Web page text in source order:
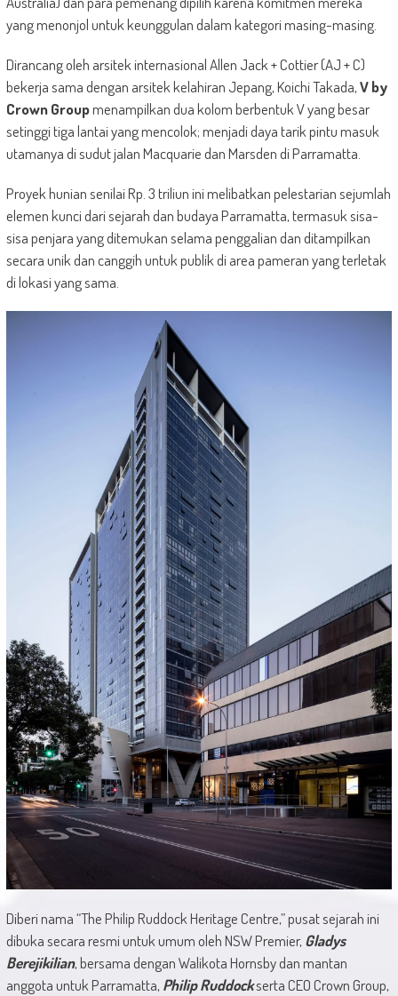
yang menonjol untuk keunggulan dalam kategori masing-masing.
Dirancang oleh arsitek internasional Allen Jack + Cottier (AJ + C)
bekerja sama dengan arsitek kelahiran Jepang, Koichi Takada,V by
Crown Groupmenampilkan dua kolom berbentuk V yang besar
setinggi tiga lantai yang mencolok; menjadi daya tarik pintu masuk
utamanya di sudut jalan Macquarie dan Marsden di Parramatta.
Proyek hunian senilai Rp. 3 triliun ini melibatkan pelestarian sejumlah
elemen kunci dari sejarah dan budaya Parramatta, termasuk sisa-
sisa penjara yang ditemukan selama penggalian dan ditampilkan
secara unik dan canggih untuk publik di area pameran yang terletak
di lokasi yang sama.
Diberi nama “The Philip Ruddock Heritage Centre,” pusat sejarah ini
dibuka secara resmi untuk umum oleh NSW Premier, Gladys
Berejikilian, bersama dengan Walikota Hornsby dan mantan
anggota untuk Parramatta, Philip Ruddockserta CEO Crown Group,